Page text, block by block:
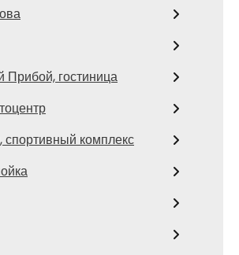
Прибой, гостиница
спортивный комплекс